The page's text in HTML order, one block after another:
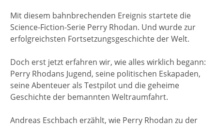
Mit diesem bahnbrechenden Ereignis startete die
Science-Fiction-Serie Perry Rhodan. Und wurde zur
erfolgreichsten Fortsetzungsgeschichte der Welt.
Doch erst jetzt erfahren wir, wie alles wirklich begann:
Perry Rhodans Jugend, seine politischen Eskapaden,
seine Abenteuer als Testpilot und die geheime
Geschichte der bemannten Weltraumfahrt.
Andreas Eschbach erzählt, wie Perry Rhodan zu der